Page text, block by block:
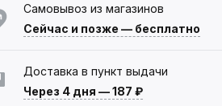
Самовывоз из магазинов
Сейчас и позже — бесплатно
Доставка в пункт выдачи
Через 4 дня —187 ₽